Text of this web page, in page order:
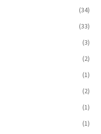
(34)
(33)
(3)
(2)
(1)
(2)
(1)
(1)